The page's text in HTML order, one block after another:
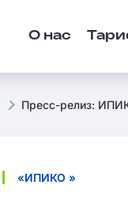
О нас
Пресс-релиз:
«ИПИКО »